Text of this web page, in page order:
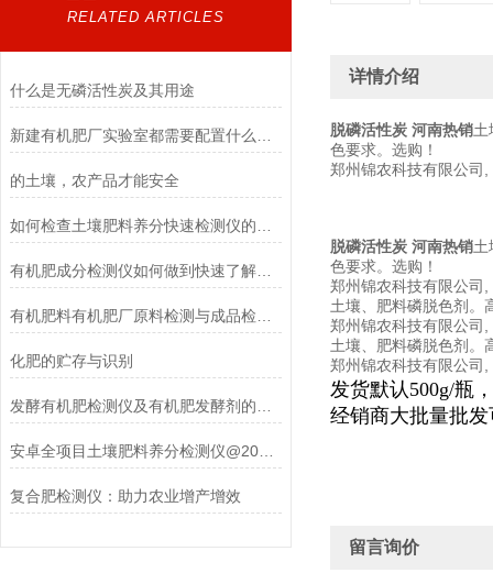
RELATED ARTICLES
什么是无磷活性炭及其用途
的土壤，农产品才能安全
有机肥成分检测仪如何做到快速了解土壤养分？
化肥的贮存与识别
安卓全项目土壤肥料养分检测仪@2021检测仪器仪表
复合肥检测仪：助力农业增产增效
详情介绍
脱磷活性炭 河南热销土
色要求。选购！
郑州锦农科技有限公司,
脱磷活性炭 河南热销土
色要求。选购！
郑州锦农科技有限公司,
土壤、肥料磷脱色剂。
郑州锦农科技有限公司,
土壤、肥料磷脱色剂。
郑州锦农科技有限公司,
发货默认500g/瓶
经销商大批量批发
留言询价